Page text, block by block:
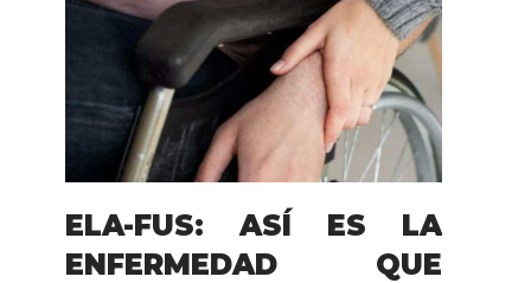
ELA-FUS: ASÍ ES LA
ENFERMEDAD QUE